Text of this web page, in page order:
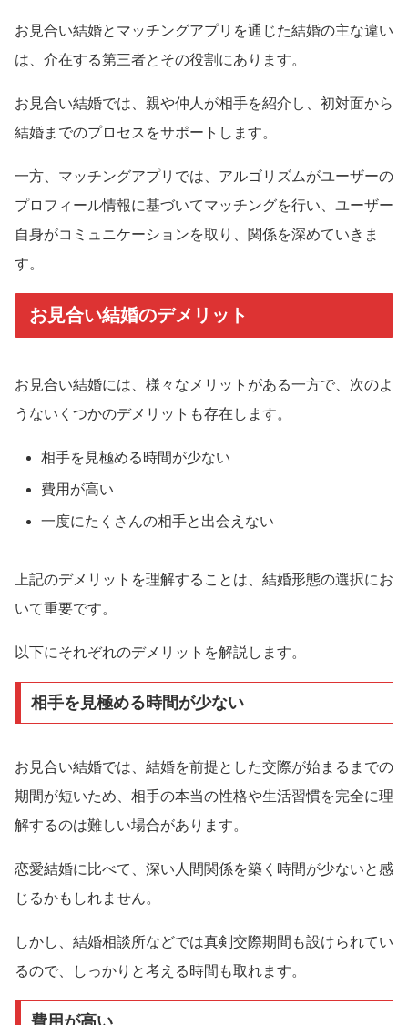
お見合い結婚とマッチングアプリを通じた結婚の主な違い
は、介在する第三者とその役割にあります。
お見合い結婚では、親や仲人が相手を紹介し、初対面から
結婚までのプロセスをサポートします。
一方、マッチングアプリでは、アルゴリズムがユーザーの
プロフィール情報に基づいてマッチングを行い、ユーザー
自身がコミュニケーションを取り、関係を深めていきま
す。
お見合い結婚のデメリット
お見合い結婚には、様々なメリットがある一方で、次のよ
うないくつかのデメリットも存在します。
相手を見極める時間が少ない
費用が高い
一度にたくさんの相手と出会えない
上記のデメリットを理解することは、結婚形態の選択にお
いて重要です。
以下にそれぞれのデメリットを解説します。
相手を見極める時間が少ない
お見合い結婚では、結婚を前提とした交際が始まるまでの
期間が短いため、相手の本当の性格や生活習慣を完全に理
解するのは難しい場合があります。
恋愛結婚に比べて、深い人間関係を築く時間が少ないと感
じるかもしれません。
しかし、結婚相談所などでは真剣交際期間も設けられてい
るので、しっかりと考える時間も取れます。